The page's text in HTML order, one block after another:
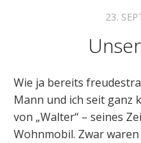
23.
Wie ja bereits
Mann und ich seit ganz
von „Walter“ – seines
Wohnmobil. Zwar